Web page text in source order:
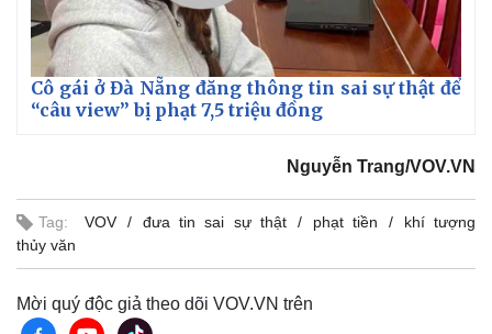
Pháp luật
Vụ án
Tin nóng
Quân sự - Quốc phòng
Vũ khí
Việt Nam
Cô gái ở Đà Nẵng đăng thông tin sai sự thật để
“câu view” bị phạt 7,5 triệu đồng
Nguyễn Trang/VOV.VN
Tag: VOV đưa tin sai sự thật phạt tiền
khí tượng
thủy văn
Mời quý độc giả theo dõi VOV.VN trên